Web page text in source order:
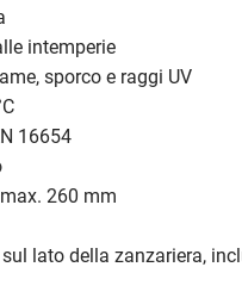
intemperie
sporco e raggi UV
16654
260 mm
lato della zanzariera,